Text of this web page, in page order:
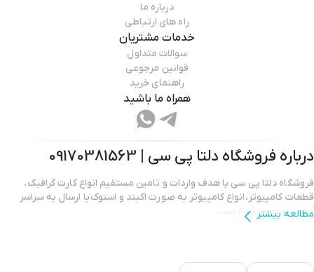
درباره ما
راه های ارتباطی
خدمات مشتریان
سوالات متداول
قوانین مرجوعی
راهنمای خرید
همراه ما باشید
درباره فروشگاه دلتا پی سی | 09170381563
فروشگاه دلتا پی سی با هدف واردات و تامین مستقیم انواع کارت گرافیک،
قطعات کامپیوتر،انواع کامپیوتر به صورت اکبند و استوک با ارسال به سراسر
کشور تاسیس شده است.
مطالعه بیشتر